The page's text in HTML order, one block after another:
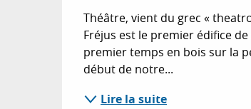
Théâtre, vient du grec «
Fréjus est le premier édifice
premier temps en bois sur la
début de notre...
Lire la suite